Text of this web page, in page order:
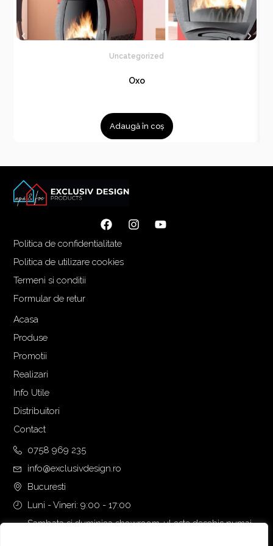
Uncategorized
Oxo
Adaugă în coș
Politica de confidentialitate
Politica de utilizare cookies
Termeni si conditii
Formular de retur
Acasa
Produse
Promotii
Realizari
Info Utile
Distribuitori
Contact
0758 969 235
info@exclusivdesign.ro
Bucuresti
Luni - Vineri: 9:00 - 17:00
Sambata si duminica showroom-ul este deschis numai